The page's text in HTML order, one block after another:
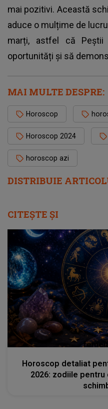
DISTRIBUIE
mai pozitivi. Această
aduce o mulțime de
marți, astfel că
oportunități și să
MAI MULTE DESPRE:
Horoscop
Horoscop 2024
horoscop azi
CITEȘTE ȘI
Horoscop detaliat
2026: zodiile